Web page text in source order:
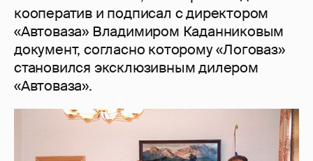
кооператив и подписал с директором
«Автоваза» Владимиром Каданниковым
документ, согласно которому «Логоваз»
становился эксклюзивным дилером
«Автоваза».